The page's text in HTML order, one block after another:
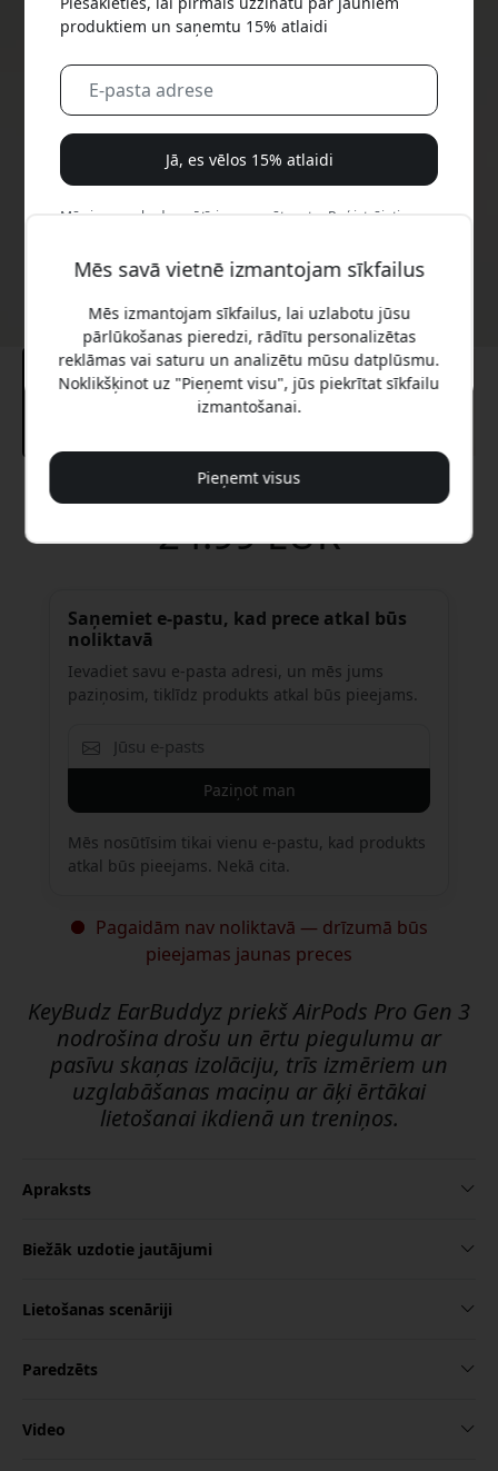
Ieteicamā cena
24.99 EUR
Saņemiet e-pastu, kad prece atkal būs
noliktavā
Ievadiet savu e-pasta adresi, un mēs jums
paziņosim, tiklīdz produkts atkal būs pieejams.
Paziņot man
Mēs nosūtīsim tikai vienu e-pastu, kad produkts
atkal būs pieejams. Nekā cita.
Pagaidām nav noliktavā — drīzumā būs
pieejamas jaunas preces
KeyBudz EarBuddyz priekš AirPods Pro Gen 3
nodrošina drošu un ērtu piegulumu ar
pasīvu skaņas izolāciju, trīs izmēriem un
uzglabāšanas maciņu ar āķi ērtākai
lietošanai ikdienā un treniņos.
Apraksts
Biežāk uzdotie jautājumi
Lietošanas scenāriji
Paredzēts
Video
Mēs savā vietnē izmantojam sīkfailus
Mēs izmantojam sīkfailus, lai uzlabotu jūsu
pārlūkošanas pieredzi, rādītu personalizētas
reklāmas vai saturu un analizētu mūsu datplūsmu.
Noklikšķinot uz "Pieņemt visu", jūs piekrītat sīkfailu
izmantošanai.
Pieņemt visus
produktiem un saņemtu 15% atlaidi
Jā, es vēlos 15% atlaidi
Mēs jums nekad nesūtīsim surogātpastu. Reģistrējoties,
izglītojošām sērijām un īpašiem piedāvājumiem.
Nē, es labāk maksātu pilnu cenu.